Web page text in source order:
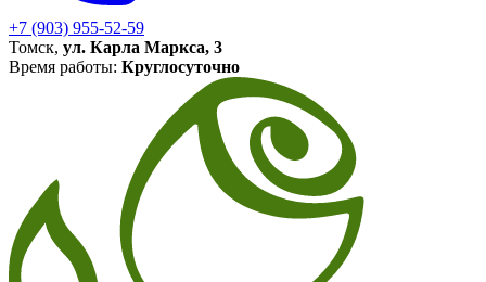
+7 (903) 955-52-59
Томск, ул. Карла Маркса, 3
Время работы: Круглосуточно